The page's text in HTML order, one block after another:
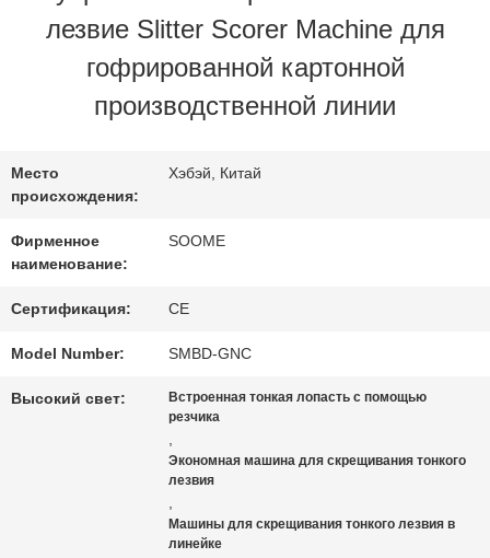
ЗАВОДУ
КОНТРОЛЬ
С
НАМИ
ЗАПРОСИТЕ
лезвие Slitter Scorer Machine для
гофрированной картонной
производственной линии
Место
происхождения:
Хэбэй, Китай
Фирменное
наименование:
SOOME
Сертификация: CE
Model Number: SMBD-GNC
Высокий свет:
Встроенная тонкая лопасть с помощью
резчика
,
Экономная машина для скрещивания тонкого
лезвия
,
Машины для скрещивания тонкого лезвия в
линейке